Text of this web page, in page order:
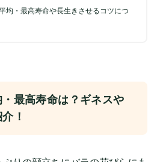
均・最高寿命や長生きさせるコツにつ
最高寿命は？ギネスや
！